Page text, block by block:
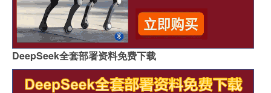
DeepSeek全套部署资料免费下载